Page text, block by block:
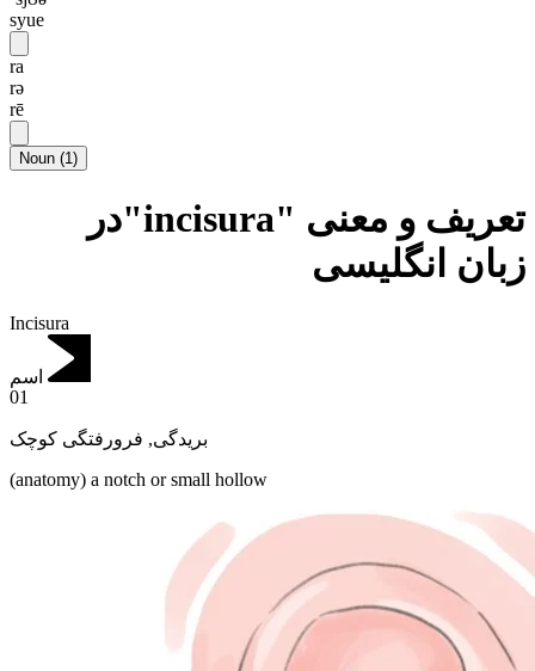
syue
ra
rə
rē
Noun (1)
تعریف و معنی "incisura"در
زبان انگلیسی
Incisura
اسم
01
بریدگی, فرورفتگی کوچک
(anatomy) a notch or small hollow